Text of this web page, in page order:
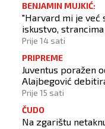
BENJAMIN MUJKIĆ:
"Harvard mi je već
iskustvo,
i Novom Travniku"
Prije 14 sati
PRIPREME
Juventus poražen
Alajbegović
Prije 15 sati
ČUDO
Na zgarištu